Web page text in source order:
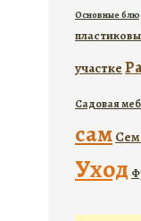
Основные
участке
Садовая
сам
Уход